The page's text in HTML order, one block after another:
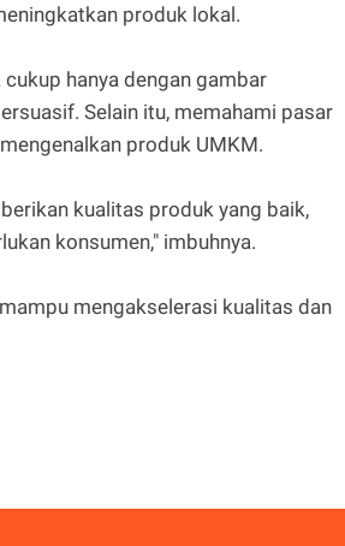
produk lokal.
hanya dengan gambar
Selain itu, memahami pasar
produk UMKM.
kualitas produk yang baik,
konsumen," imbuhnya.
mengakselerasi kualitas dan